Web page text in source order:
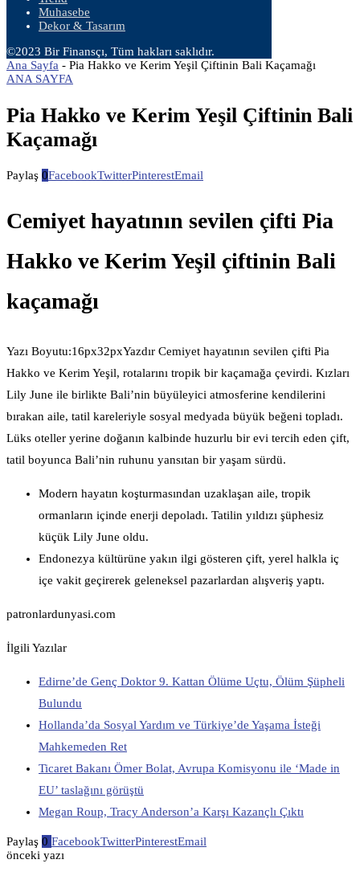
Muhasebe
Dekor & Tasarım
©2023 Bir Finansçı, Tüm hakları saklıdır.
Ana Sayfa - Pia Hakko ve Kerim Yeşil Çiftinin Bali Kaçamağı
ANA SAYFA
Pia Hakko ve Kerim Yeşil Çiftinin Bali
Kaçamağı
Paylaş 0FacebookTwitterPinterestEmail
Cemiyet hayatının sevilen çifti Pia
Hakko ve Kerim Yeşil çiftinin Bali
kaçamağı
Yazı Boyutu:16px32pxYazdır Cemiyet hayatının sevilen çifti Pia
Hakko ve Kerim Yeşil, rotalarını tropik bir kaçamağa çevirdi. Kızları
Lily June ile birlikte Bali’nin büyüleyici atmosferine kendilerini
bırakan aile, tatil kareleriyle sosyal medyada büyük beğeni topladı.
Lüks oteller yerine doğanın kalbinde huzurlu bir evi tercih eden çift,
tatil boyunca Bali’nin ruhunu yansıtan bir yaşam sürdü.
Modern hayatın koşturmasından uzaklaşan aile, tropik
ormanların içinde enerji depoladı. Tatilin yıldızı şüphesiz
küçük Lily June oldu.
Endonezya kültürüne yakın ilgi gösteren çift, yerel halkla iç
içe vakit geçirerek geleneksel pazarlardan alışveriş yaptı.
patronlardunyasi.com
İlgili Yazılar
Edirne’de Genç Doktor 9. Kattan Ölüme Uçtu, Ölüm Şüpheli
Bulundu
Hollanda’da Sosyal Yardım ve Türkiye’de Yaşama İsteği
Mahkemeden Ret
Ticaret Bakanı Ömer Bolat, Avrupa Komisyonu ile ‘Made in
EU’ taslağını görüştü
Megan Roup, Tracy Anderson’a Karşı Kazançlı Çıktı
Paylaş 0 FacebookTwitterPinterestEmail
önceki yazı